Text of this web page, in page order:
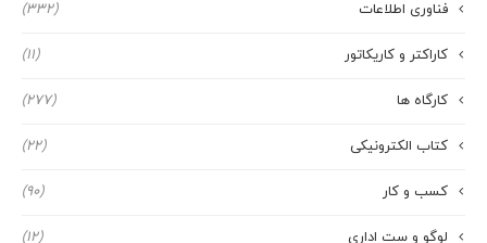
فناوری اطلاعات (332)
کاراکتر و کاریکاتور (11)
کارگاه ها (277)
کتاب الکترونیکی (22)
کسب و کار (90)
لوگو و ست اداری (12)